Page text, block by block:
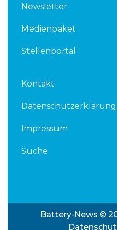
Newsletter
Medienpaket
Stellenportal
Kontakt
Datenschutzerklärung
Impressum
Suche
Battery-News ©